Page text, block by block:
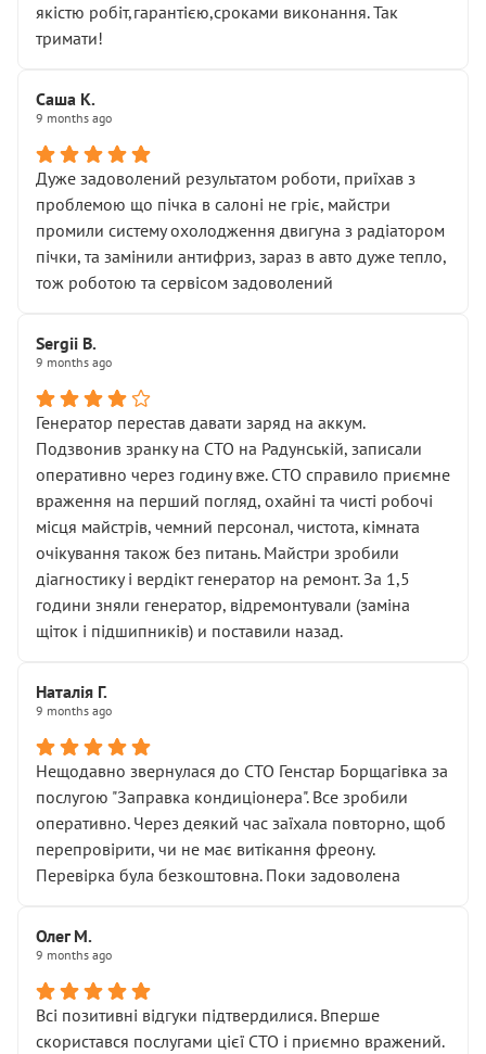
якістю робіт,гарантією,сроками виконання. Так
тримати!
Саша К.
9 months ago
Дуже задоволений результатом роботи, приїхав з
проблемою що пічка в салоні не гріє, майстри
промили систему охолодження двигуна з радіатором
пічки, та замінили антифриз, зараз в авто дуже тепло,
тож роботою та сервісом задоволений
Sergii B.
9 months ago
Генератор перестав давати заряд на аккум.
Подзвонив зранку на СТО на Радунській, записали
оперативно через годину вже. СТО справило приємне
враження на перший погляд, охайні та чисті робочі
місця майстрів, чемний персонал, чистота, кімната
очікування також без питань. Майстри зробили
діагностику і вердікт генератор на ремонт. За 1,5
години зняли генератор, відремонтували (заміна
щіток і підшипників) и поставили назад.
Наталія Г.
9 months ago
Нещодавно звернулася до СТО Генстар Борщагівка за
послугою "Заправка кондиціонера". Все зробили
оперативно. Через деякий час заїхала повторно, щоб
перепровірити, чи не має витікання фреону.
Перевірка була безкоштовна. Поки задоволена
Олег М.
9 months ago
Всі позитивні відгуки підтвердилися. Вперше
скористався послугами цієї СТО і приємно вражений.